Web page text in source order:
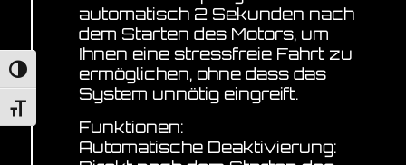
Umschalten auf hohe Kontraste
Schrift vergrößern
automatisch 2 Sekunden nach
dem Starten des Motors, um
Ihnen eine stressfreie Fahrt zu
ermöglichen, ohne dass das
System unnötig eingreift.
Funktionen:
Automatische Deaktivierung: